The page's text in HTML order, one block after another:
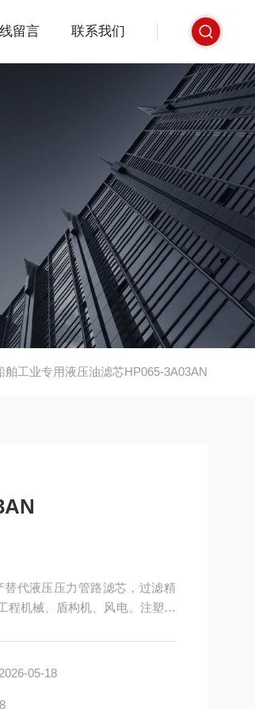
留言 联系我们
舶工业专用液压油滤芯HP065-3A03AN
替代液压压力管路滤芯，过滤精
程机械、盾构机、风电、注塑机
05-18